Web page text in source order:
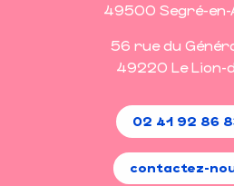
49500 Segré-en-
56 rue du
49220 Le Lion-
02 41 92 86
contactez-